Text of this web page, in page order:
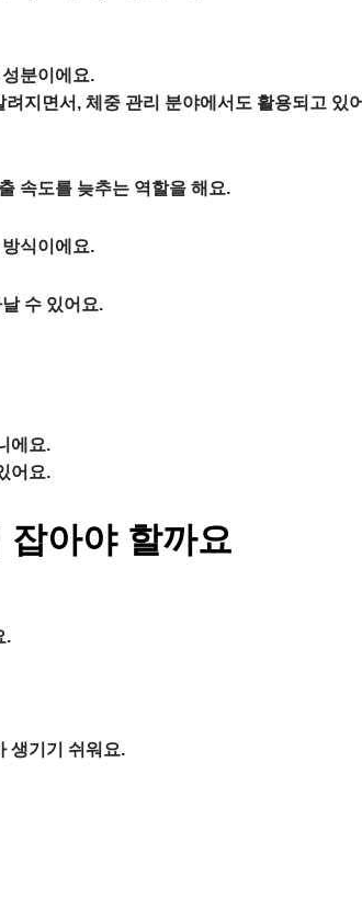
분이에요.
지면서, 체중 관리 분야에서도 활용되고 있
속도를 늦추는 역할을 해요.
식이에요.
수 있어요.
에요.
어요.
아야 할까요
.
생기기 쉬워요.